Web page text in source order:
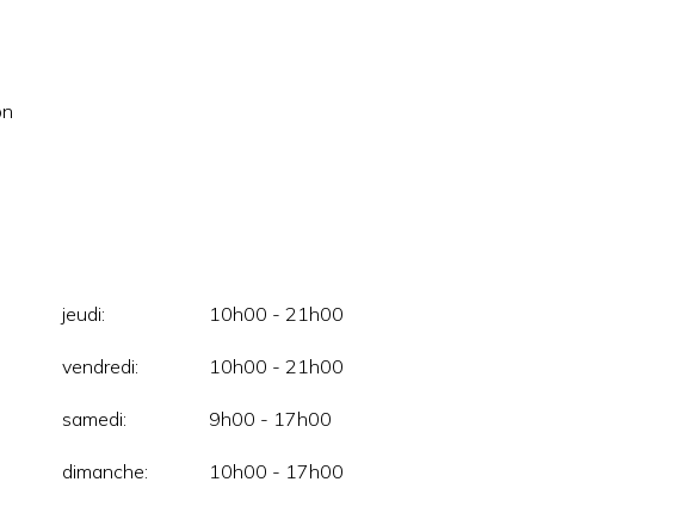
jeudi: 10h00 - 21h00
vendredi: 10h00 - 21h00
samedi: 9h00 - 17h00
dimanche: 10h00 - 17h00